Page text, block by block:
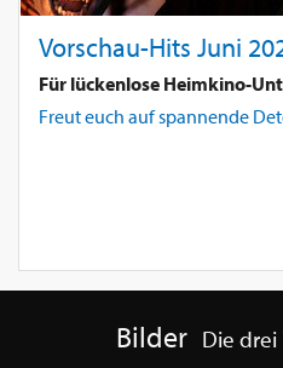
Vorschau-Hits Juni
Für lückenlose Heimkino-
Freut euch auf spannende
Bilder Die drei